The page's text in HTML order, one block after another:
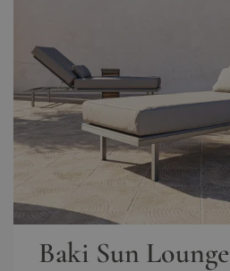
Baki Sun